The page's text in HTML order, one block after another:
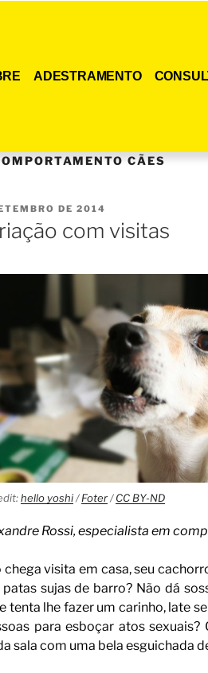
ADESTRAMENTO
CÃES
DE 2014
com visitas
hello yoshi/Foter/CC BY-ND
Rossi, especialista em
chega visita em casa, seu
sujas de barro? Não dá
tenta lhe fazer um carinho, late
para esboçar atos
sala com uma bela esguichada